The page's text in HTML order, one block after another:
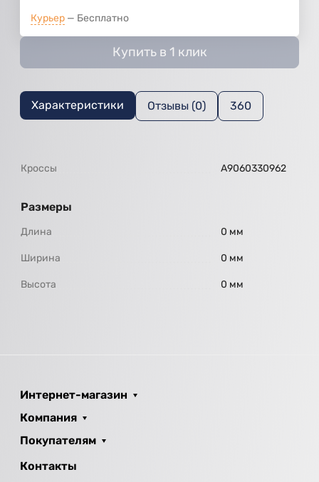
Курьер Бесплатно
Купить в 1 клик
Характеристики Отзывы (0) 360
Кроссы А9060330962
Размеры
Длина 0 мм
Ширина 0 мм
Высота 0 мм
Интернет-магазин
Компания
Покупателям
Контакты